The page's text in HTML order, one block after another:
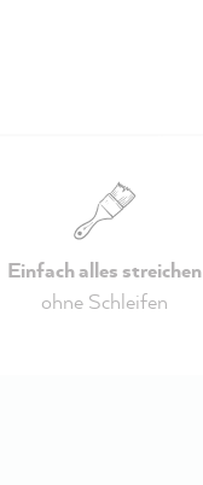
Einfach alles streichen
ohne Schleifen